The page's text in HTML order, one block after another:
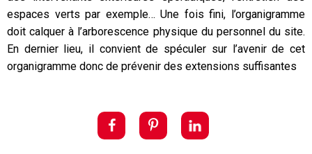
espaces verts par exemple… Une fois fini, l’organigramme
doit calquer à l’arborescence physique du personnel du site.
En dernier lieu, il convient de spéculer sur l’avenir de cet
organigramme donc de prévenir des extensions suffisantes